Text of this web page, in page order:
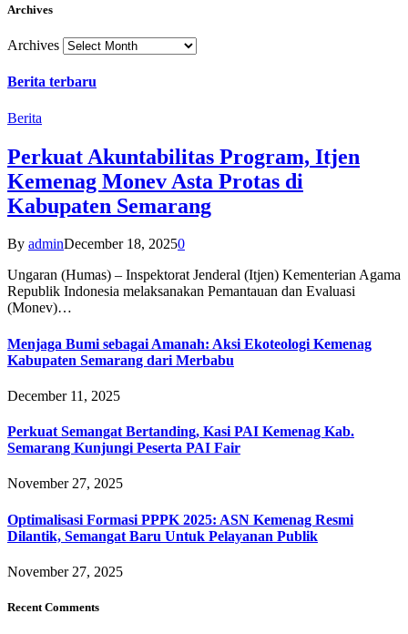
Archives
Archives
Berita terbaru
Berita
Perkuat Akuntabilitas Program, Itjen
Kemenag Monev Asta Protas di
Kabupaten Semarang
By adminDecember 18, 20250
Ungaran (Humas) – Inspektorat Jenderal (Itjen) Kementerian Agama
Republik Indonesia melaksanakan Pemantauan dan Evaluasi
(Monev)…
Menjaga Bumi sebagai Amanah: Aksi Ekoteologi Kemenag
Kabupaten Semarang dari Merbabu
December 11, 2025
Perkuat Semangat Bertanding, Kasi PAI Kemenag Kab.
Semarang Kunjungi Peserta PAI Fair
November 27, 2025
Optimalisasi Formasi PPPK 2025: ASN Kemenag Resmi
Dilantik, Semangat Baru Untuk Pelayanan Publik
November 27, 2025
Recent Comments